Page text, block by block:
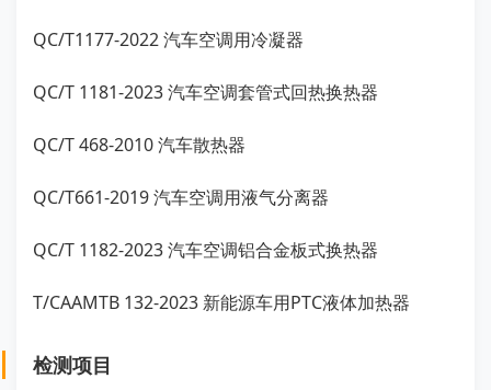
QC/T1177-2022 汽车空调用冷凝器
QC/T 1181-2023 汽车空调套管式回热换热器
QC/T 468-2010 汽车散热器
QC/T661-2019 汽车空调用液气分离器
QC/T 1182-2023 汽车空调铝合金板式换热器
T/CAAMTB 132-2023 新能源车用PTC液体加热器
检测项目